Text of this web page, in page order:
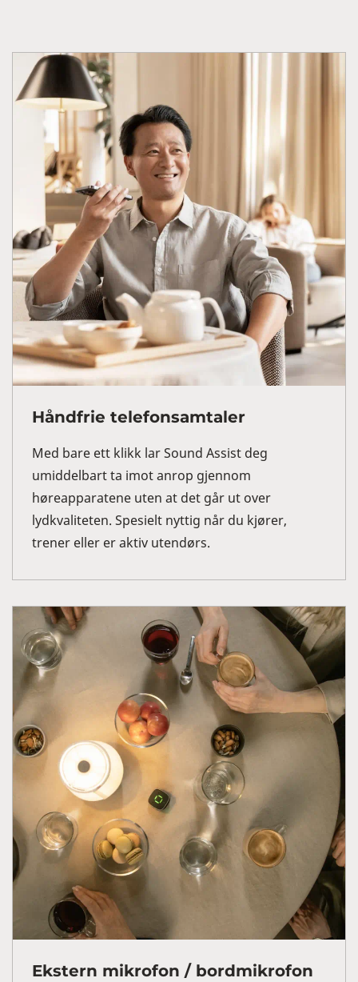
Håndfrie telefonsamtaler
Med bare ett klikk lar Sound Assist deg
umiddelbart ta imot anrop gjennom
høreapparatene uten at det går ut over
lydkvaliteten. Spesielt nyttig når du kjører,
trener eller er aktiv utendørs.
Ekstern mikrofon / bordmikrofon